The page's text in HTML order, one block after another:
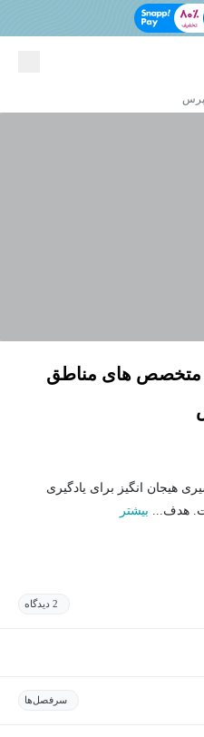
متخصص های مناطق
هیجان انگیز برای یادگیری
هدف... بیشتر
2 دیدگاه
سرفصل‌ها